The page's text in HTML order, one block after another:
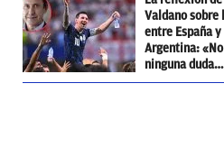
Valdano sobre
entre España y
Argentina:
ninguna